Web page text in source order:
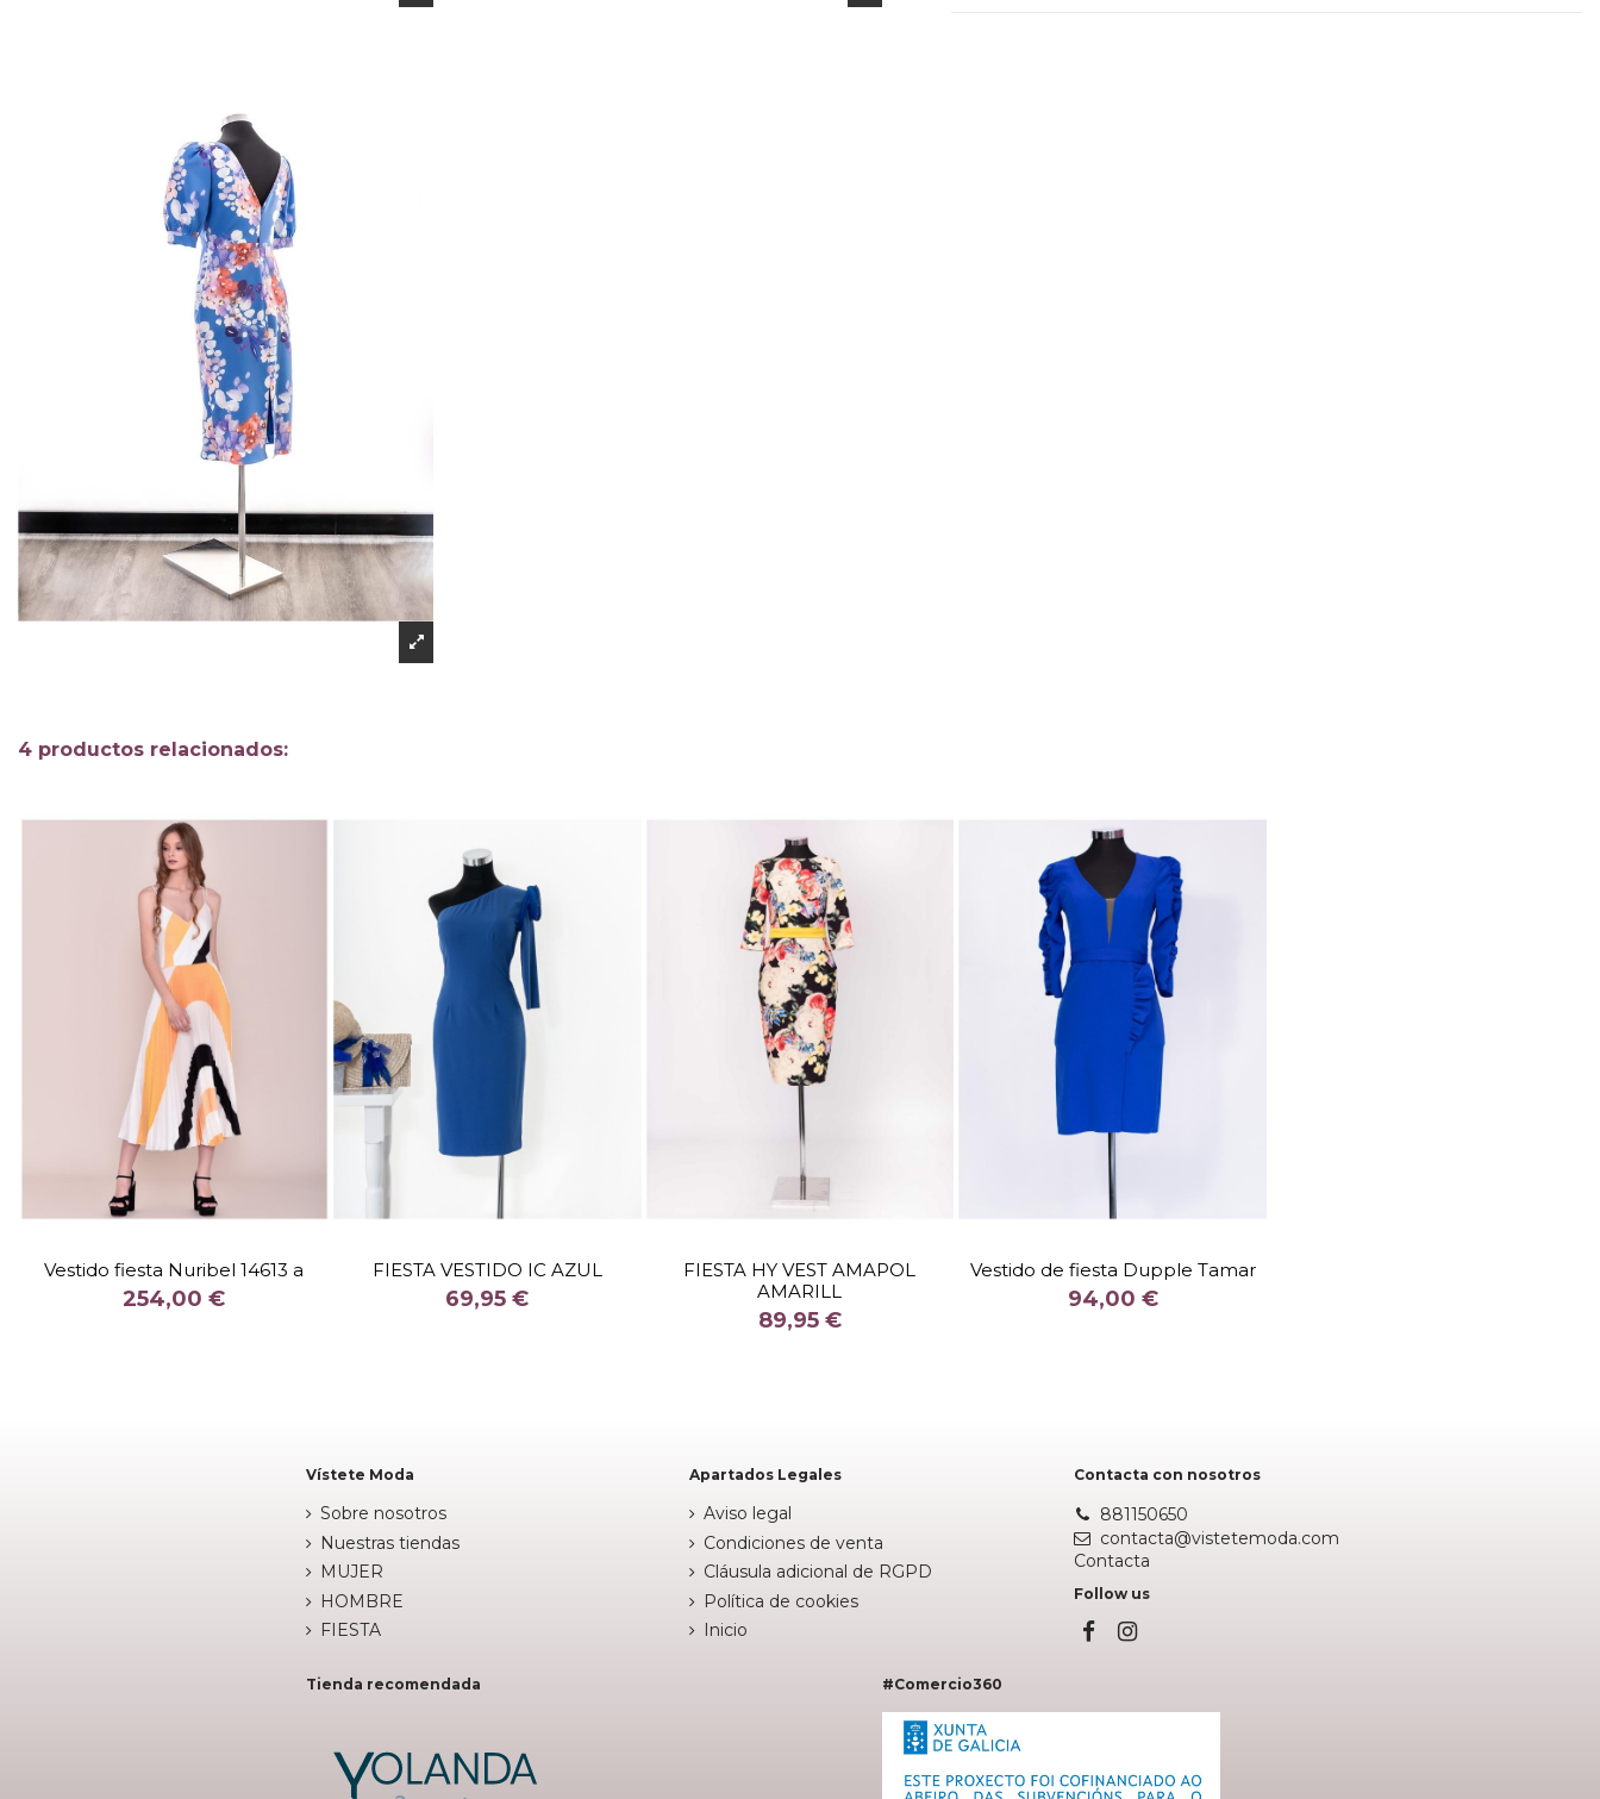
4 productos relacionados:
Vestido fiesta Nuribel 14613 a
254,00 €
TALLA
COLOR
FIESTA VESTIDO IC AZUL
69,95 €
TALLA
COLOR
FIESTA HY VEST AMAPOL
AMARILL
89,95 €
TALLA
COLOR
Vestido de fiesta Dupple Tamar
94,00 €
TALLA
COLOR
Vístete Moda
Sobre nosotros
Nuestras tiendas
MUJER
HOMBRE
FIESTA
Apartados Legales
Aviso legal
Condiciones de venta
Cláusula adicional de RGPD
Política de cookies
Inicio
Contacta con nosotros
881150650
contacta@vistetemoda.com
Contacta
Follow us
Tienda recomendada #Comercio360